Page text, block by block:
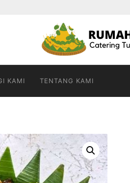
KAMI TENTANG KAMI